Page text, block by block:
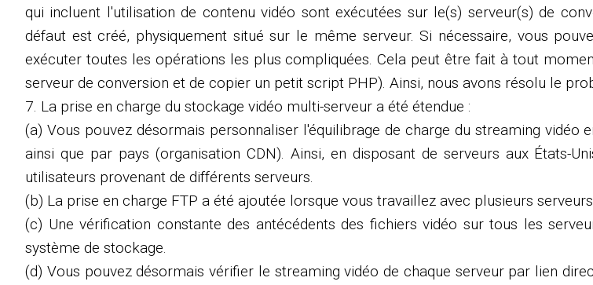
qui incluent l'utilisation de contenu vidéo sont exécutées sur le(s) serveur(s) de
défaut est créé, physiquement situé sur le même serveur. Si nécessaire, vous
exécuter toutes les opérations les plus compliquées. Cela peut être fait à tout
serveur de conversion et de copier un petit script PHP). Ainsi, nous avons résolu le
7. La prise en charge du stockage vidéo multi-serveur a été étendue :
(a) Vous pouvez désormais personnaliser l'équilibrage de charge du streaming
ainsi que par pays (organisation CDN). Ainsi, en disposant de serveurs aux États-
utilisateurs provenant de différents serveurs.
(b) La prise en charge FTP a été ajoutée lorsque vous travaillez avec plusieurs
(c) Une vérification constante des antécédents des fichiers vidéo sur tous les
système de stockage.
(d) Vous pouvez désormais vérifier le streaming vidéo de chaque serveur par lien